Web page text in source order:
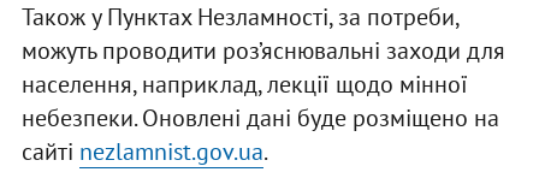
Також у Пунктах Незламності, за потреби,
можуть проводити роз’яснювальні заходи для
населення, наприклад, лекції щодо мінної
небезпеки. Оновлені дані буде розміщено на
сайті nezlamnist.gov.ua.